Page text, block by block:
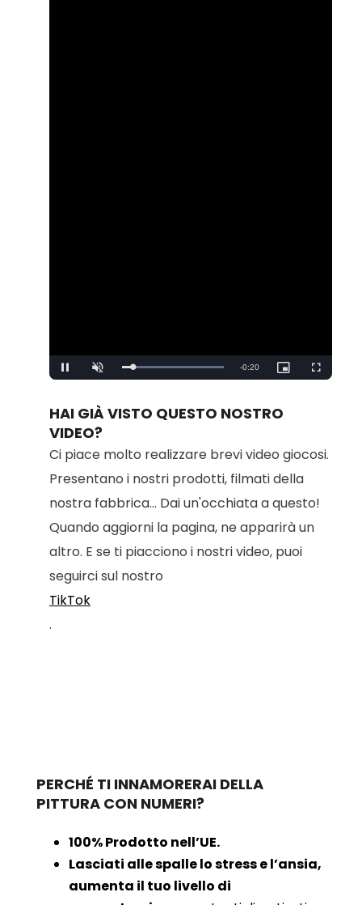
Pause Unmute Loaded:
Remaining
-0:20
Picture-
in-
Fullscreen
HAI GIÀ VISTO QUESTO NOSTRO
VIDEO?
Ci piace molto realizzare brevi video giocosi.
Presentano i nostri prodotti, filmati della
nostra fabbrica... Dai un'occhiata a questo!
Quando aggiorni la pagina, ne apparirà un
altro. E se ti piacciono i nostri video, puoi
seguirci sul nostro
TikTok
.
PERCHÉ TI INNAMORERAI DELLA
PITTURA CON NUMERI?
100% Prodotto nell’UE.
Lasciati alle spalle lo stress e l’ansia,
aumenta il tuo livello di